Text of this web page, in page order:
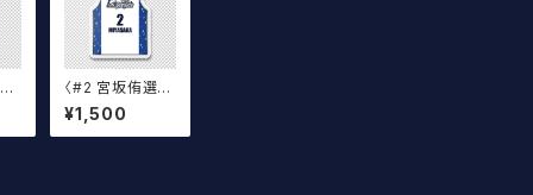
〈#2 宮坂侑選
手〉ユニフォーム
キーホルダー
（白）
¥1,500